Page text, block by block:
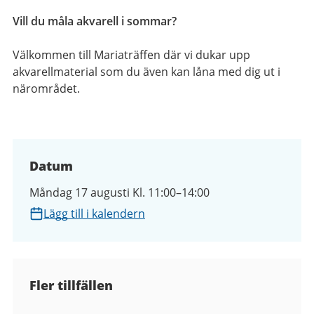
Vill du måla akvarell i sommar?
Välkommen till Mariaträffen där vi dukar upp
akvarellmaterial som du även kan låna med dig ut i
närområdet.
Datum
Måndag 17 augusti Kl. 11:00–14:00
Lägg till i kalendern
Fler tillfällen